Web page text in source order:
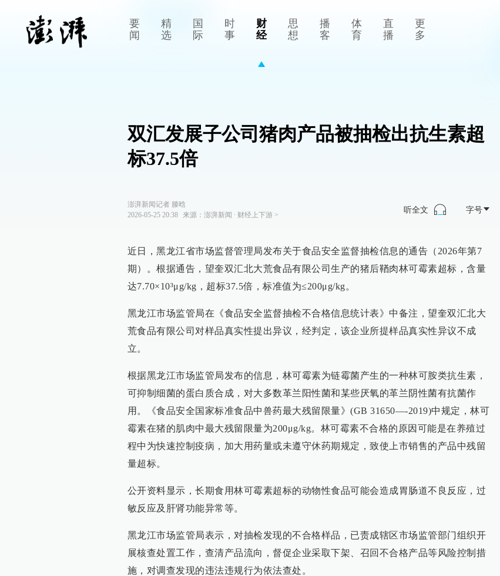
要
闻
精
选
国
际
时
事
财
经
思
想
播
客
体
育
直
播
更
多
双汇发展子公司猪肉产品被抽检出抗生素超
标37.5倍
澎湃新闻记者 滕晗
2026-05-25 20:38
来源： 澎湃新闻 ∙ 财经上下游>
听全文 字号
近日，黑龙江省市场监督管理局发布关于食品安全监督抽检信息的通告（2026年第7
期）。根据通告，望奎双汇北大荒食品有限公司生产的猪后鞧肉林可霉素超标，含量
达7.70×10³μg/kg，超标37.5倍，标准值为≤200μg/kg。
黑龙江市场监管局在《食品安全监督抽检不合格信息统计表》中备注，望奎双汇北大
荒食品有限公司对样品真实性提出异议，经判定，该企业所提样品真实性异议不成
立。
根据黑龙江市场监管局发布的信息，林可霉素为链霉菌产生的一种林可胺类抗生素，
可抑制细菌的蛋白质合成，对大多数革兰阳性菌和某些厌氧的革兰阴性菌有抗菌作
用。《食品安全国家标准食品中兽药最大残留限量》(GB 31650—-2019)中规定，林可
霉素在猪的肌肉中最大残留限量为200μg/kg。林可霉素不合格的原因可能是在养殖过
程中为快速控制疫病，加大用药量或未遵守休药期规定，致使上市销售的产品中残留
量超标。
公开资料显示，长期食用林可霉素超标的动物性食品可能会造成胃肠道不良反应，过
敏反应及肝肾功能异常等。
黑龙江市场监管局表示，对抽检发现的不合格样品，已责成辖区市场监管部门组织开
展核查处置工作，查清产品流向，督促企业采取下架、召回不合格产品等风险控制措
施，对调查发现的违法违规行为依法查处。